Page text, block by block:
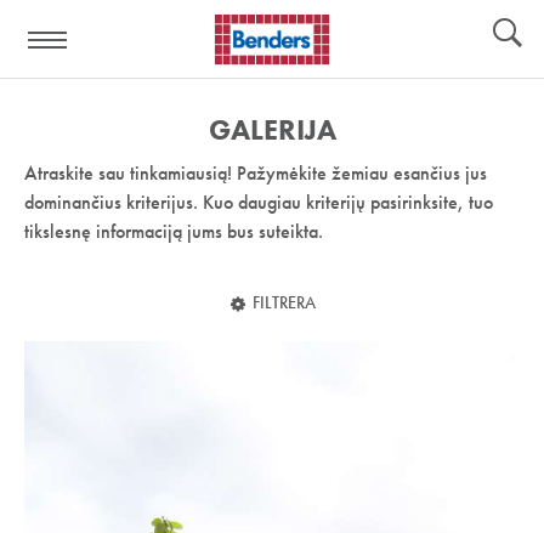
nuoroda:
GALERIJA
Atraskite sau tinkamiausią! Pažymėkite žemiau esančius jus
dominančius kriterijus. Kuo daugiau kriterijų pasirinksite, tuo
tikslesnę informaciją jums bus suteikta.
FILTRERA